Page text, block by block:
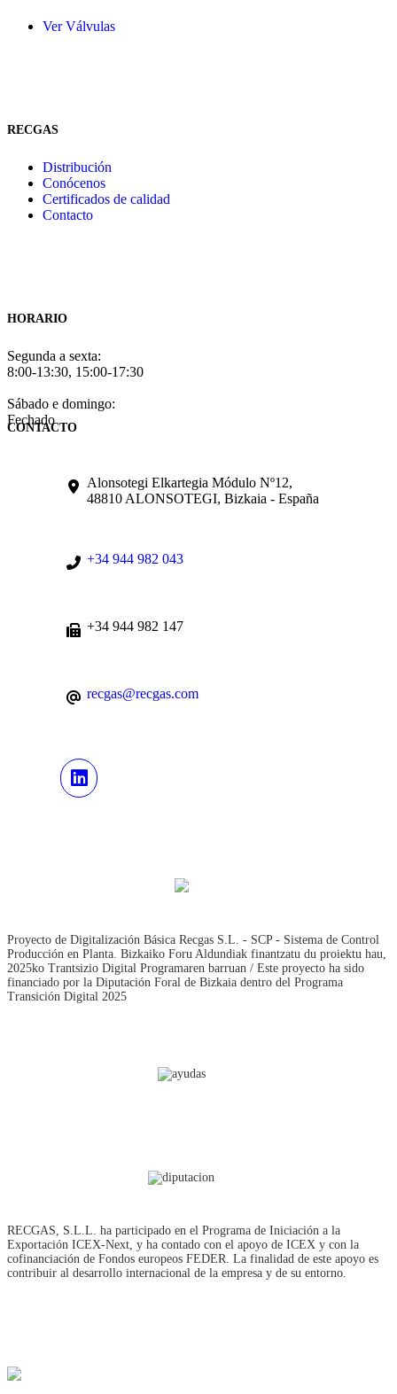
Ver Válvulas
RECGAS
Distribución
Conócenos
Certificados de calidad
Contacto
HORARIO
Segunda a sexta:
8:00-13:30, 15:00-17:30
Sábado e domingo:
Fechado
CONTACTO
Alonsotegi Elkartegia Módulo Nº12,
48810 ALONSOTEGI, Bizkaia - España
+34 944 982 043
+34 944 982 147
recgas@recgas.com
Proyecto de Digitalización Básica Recgas S.L. - SCP - Sistema de Control
Producción en Planta. Bizkaiko Foru Aldundiak finantzatu du proiektu hau,
2025ko Trantsizio Digital Programaren barruan / Este proyecto ha sido
financiado por la Diputación Foral de Bizkaia dentro del Programa
Transición Digital 2025
RECGAS, S.L.L. ha participado en el Programa de Iniciación a la
Exportación ICEX‐Next, y ha contado con el apoyo de ICEX y con la
cofinanciación de Fondos europeos FEDER. La finalidad de este apoyo es
contribuir al desarrollo internacional de la empresa y de su entorno.